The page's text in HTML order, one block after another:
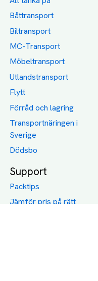
Båttransport
Biltransport
MC-Transport
Möbeltransport
Utlandstransport
Flytt
Förråd och lagring
Transportnäringen i
Sverige
Dödsbo
Support
Packtips
Jämför pris på rätt